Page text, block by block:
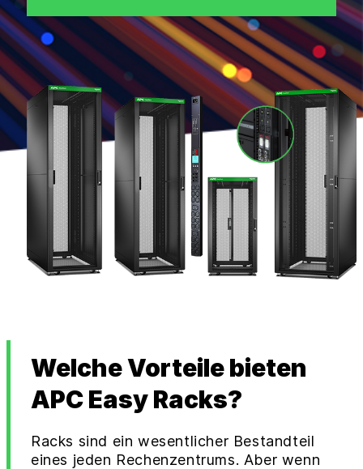
Welche Vorteile bieten
APC Easy Racks?
Racks sind ein wesentlicher Bestandteil
eines jeden Rechenzentrums. Aber wenn